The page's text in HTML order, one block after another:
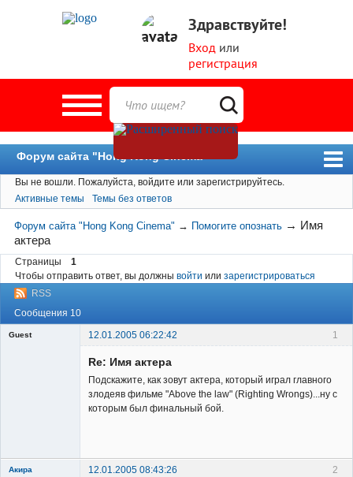
Здравствуйте!
Вход или
регистрация
Форум сайта "Hong Kong Cinema"
Форум
Новости
Пользователи
Поиск
Вы не вошли. Пожалуйста, войдите или зарегистрируйтесь.
Активные темы
Темы без ответов
Форум сайта "Hong Kong Cinema" → Помогите опознать → Имя
актера
Страницы
1
Чтобы отправить ответ, вы должны войти или зарегистрироваться
RSS
Сообщения 10
1
Guest
12.01.2005 06:22:42
Re: Имя актера
Подскажите, как зовут актера, который играл главного
злодеяв фильме "Above the law" (Righting Wrongs)...ну с
которым был финальный бой.
2
Акира 12.01.2005 08:43:26